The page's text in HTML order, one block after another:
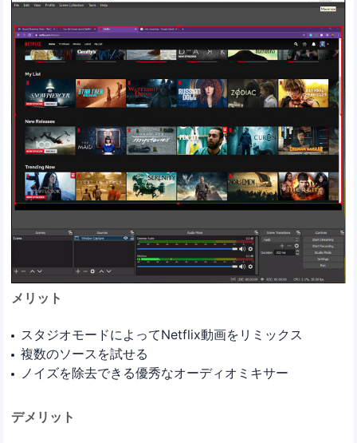
メリット
スタジオモードによってNetflix動画をリミックス
複数のソースを試せる
ノイズを除去できる優秀なオーディオミキサー
デメリット